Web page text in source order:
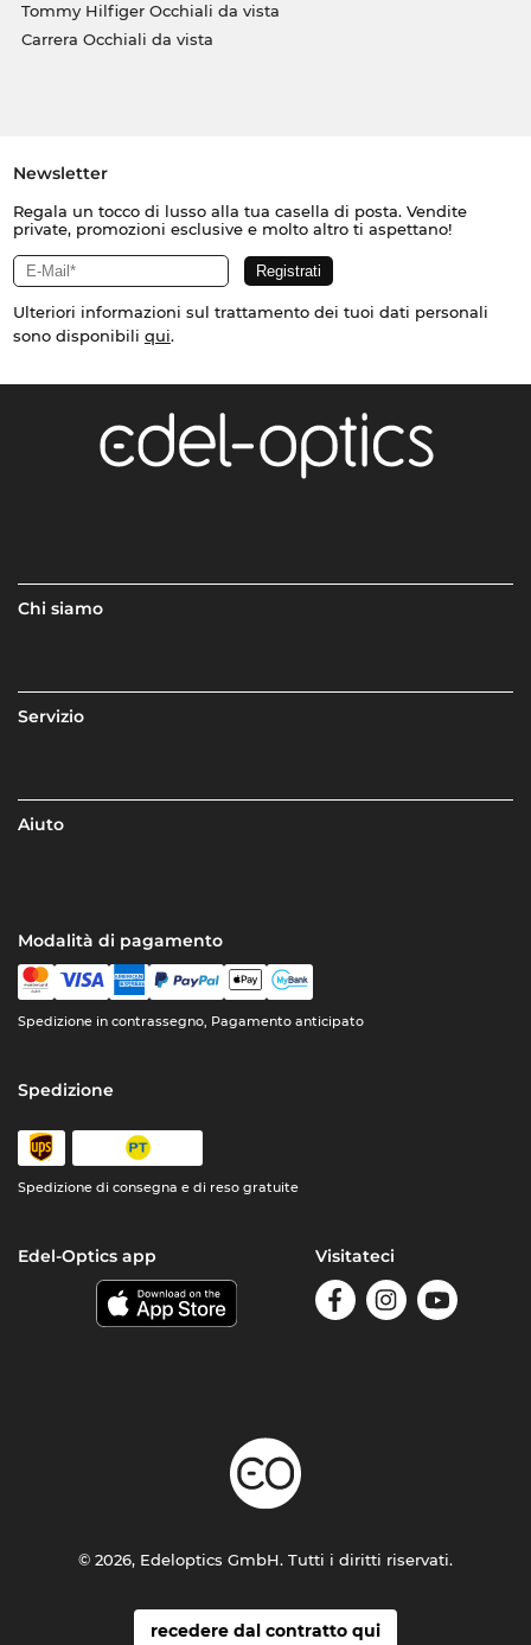
Tommy Hilfiger Occhiali da vista
Carrera Occhiali da vista
Newsletter
Regala un tocco di lusso alla tua casella di posta. Vendite
private, promozioni esclusive e molto altro ti aspettano!
Ulteriori informazioni sul trattamento dei tuoi dati personali
sono disponibili qui.
Chi siamo
Servizio
Aiuto
Modalità di pagamento
Spedizione in contrassegno, Pagamento anticipato
Spedizione
Spedizione di consegna e di reso gratuite
Edel-Optics app Visitateci
recedere dal contratto qui
© 2026, Edeloptics GmbH. Tutti i diritti riservati.